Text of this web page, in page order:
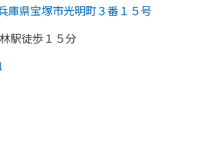
庫県宝塚市光明町３番１５号
駅徒歩１５分